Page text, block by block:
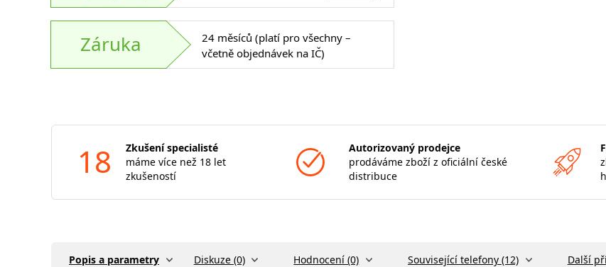
Záruka
24 měsíců (platí pro všechny –
včetně objednávek na IČ)
18
Zkušení specialisté
máme více než 18 let
zkušeností
Autorizovaný prodejce
prodáváme zboží z oficiální české
distribuce
Popis a parametry Diskuze (0) Hodnocení (0) Související telefony (12) Další